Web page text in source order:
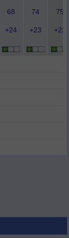
68 74 75
+24 +23 +22